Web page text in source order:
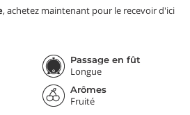
, achetez maintenant pour le recevoir d'ici
Passage en fût
Longue
Arômes
Fruité